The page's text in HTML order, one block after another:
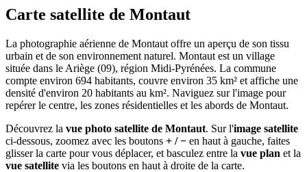
Carte satellite de Montaut
La photographie aérienne de Montaut offre un aperçu de son tissu
urbain et de son environnement naturel. Montaut est un village
située dans le Ariège (09), région Midi-Pyrénées. La commune
compte environ 694 habitants, couvre environ 35 km² et affiche une
densité d'environ 20 habitants au km². Naviguez sur l'image pour
repérer le centre, les zones résidentielles et les abords de Montaut.
Découvrez la vue photo satellite de Montaut. Sur l'image satellite
ci-dessous, zoomez avec les boutons + / − en haut à gauche, faites
glisser la carte pour vous déplacer, et basculez entre la vue plan et la
vue satellite via les boutons en haut à droite de la carte.